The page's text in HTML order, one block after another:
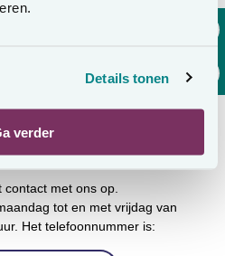
Details tonen
verder
wat u zocht?
contact met ons op.
tot en met vrijdag van
Het telefoonnummer is: